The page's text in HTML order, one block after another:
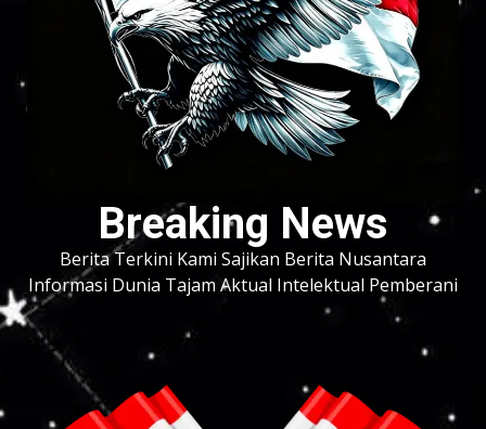
Breaking News
Berita Terkini Kami Sajikan Berita Nusantara
Informasi Dunia Tajam Aktual Intelektual Pemberani